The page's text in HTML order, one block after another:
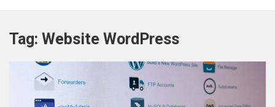
Kapolda Sumsel Tekankan Tiga Langkah Cegah
Satpol PP Bandung Tertibkan 645 Bangunan Liar dalam
Polisi Bongkar Dugaan Peredaran Sabu di Bengkulu,
Puluhan Gram Narkotika Disita
Kurir Ganja Ditangkap, Puluhan Paket Digagalkan Polisi
Tag: Website WordPress